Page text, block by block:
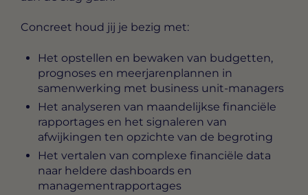
Concreet houd jij je bezig met:
Het opstellen en bewaken van budgetten,
prognoses en meerjarenplannen in
samenwerking met business unit-managers
Het analyseren van maandelijkse financiële
rapportages en het signaleren van
afwijkingen ten opzichte van de begroting
Het vertalen van complexe financiële data
naar heldere dashboards en
managementrapportages